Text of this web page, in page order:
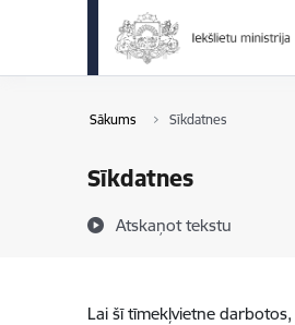
Pāriet uz lapas saturu
Sākums Sīkdatnes
Sīkdatnes
Atskaņot tekstu
Lai šī tīmekļvietne